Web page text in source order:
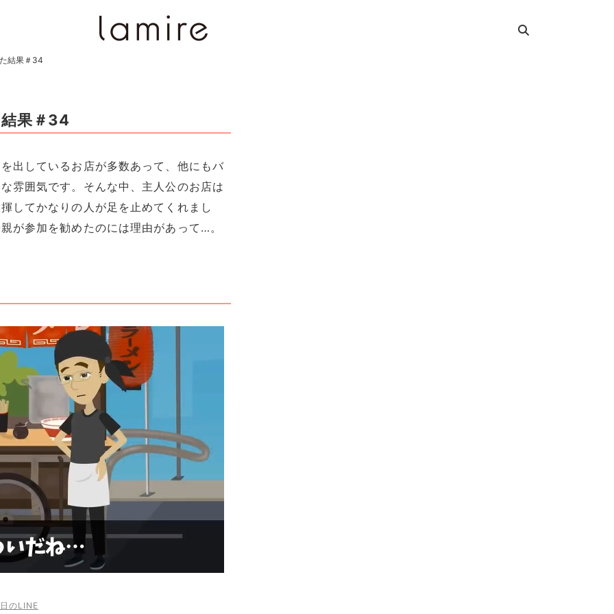
結果＃34
果＃34
出しているお店が多数あって、他にもバ
雰囲気です。そんな中、主人公のお店は
してかなりの人が足を止めてくれまし
が参加を勧めたのには理由があって…。
のLINE